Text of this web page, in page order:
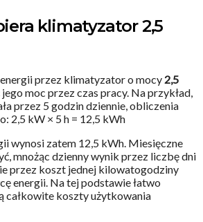
klimatyzator 2,5
przez klimatyzator o mocy 2,5
moc przez czas pracy. Na przykład,
przez 5 godzin dziennie, obliczenia
2,5 kW × 5 h = 12,5 kWh
wynosi zatem 12,5 kWh. Miesięczne
mnożąc dzienny wynik przez liczbę dni
przez koszt jednej kilowatogodziny
energii. Na tej podstawie łatwo
całkowite koszty użytkowania